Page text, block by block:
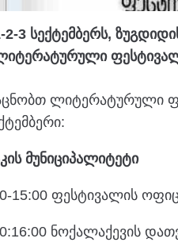
2-3 სექტემბერს,
ლიტერატურული
მუნიციპალიტეტი
15:00 ფესტივალის
ნოქალაქევის